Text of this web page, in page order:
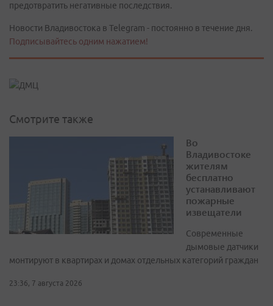
предотвратить негативные последствия.
Новости Владивостока в Telegram - постоянно в течение дня.
Подписывайтесь одним нажатием!
Смотрите также
Во
Владивостоке
жителям
бесплатно
устанавливают
пожарные
извещатели
Современные
дымовые датчики
монтируют в квартирах и домах отдельных категорий граждан
23:36, 7 августа 2026